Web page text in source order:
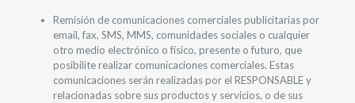
Remisión de comunicaciones comerciales publicitarias por
email, fax, SMS, MMS, comunidades sociales o cualquier
otro medio electrónico o físico, presente o futuro, que
posibilite realizar comunicaciones comerciales. Estas
comunicaciones serán realizadas por el RESPONSABLE y
relacionadas sobre sus productos y servicios, o de sus